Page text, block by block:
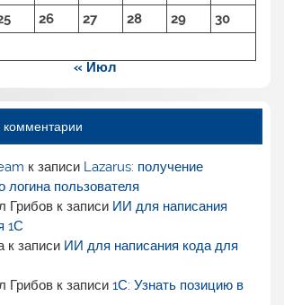
26 27 28 29
30
« Июл
к записи Lazarus: получение
логина пользователя
Грибов к записи ИИ для написания
1С
к записи ИИ для написания кода для
Грибов к записи1С: Узнать позицию в